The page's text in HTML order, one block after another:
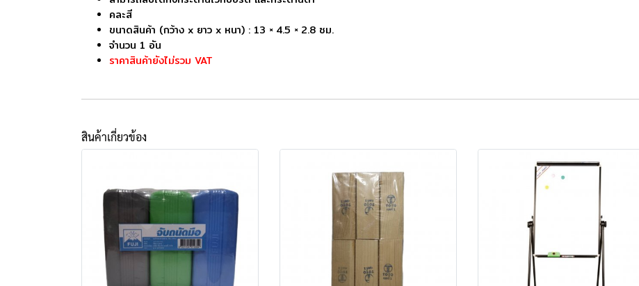
คละสี
ขนาดสินค้า (กว้าง x ยาว x หนา) : 13 × 4.5 × 2.8 ซม.
จำนวน 1 อัน
ราคาสินค้ายังไม่รวม VAT
สินค้าเกี่ยวข้อง